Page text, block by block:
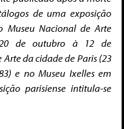
de uma exposição
Museu Nacional de Arte
de outubro à 12 de
da cidade de Paris (23
e no Museu Ixelles em
parisiense intitula-se